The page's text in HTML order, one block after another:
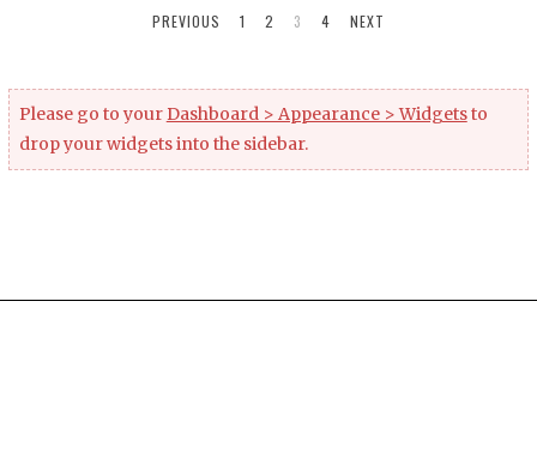
PREVIOUS 1 2 3 4 NEXT
Please go to yourDashboard > Appearance > Widgetsto
drop your widgets into the sidebar.